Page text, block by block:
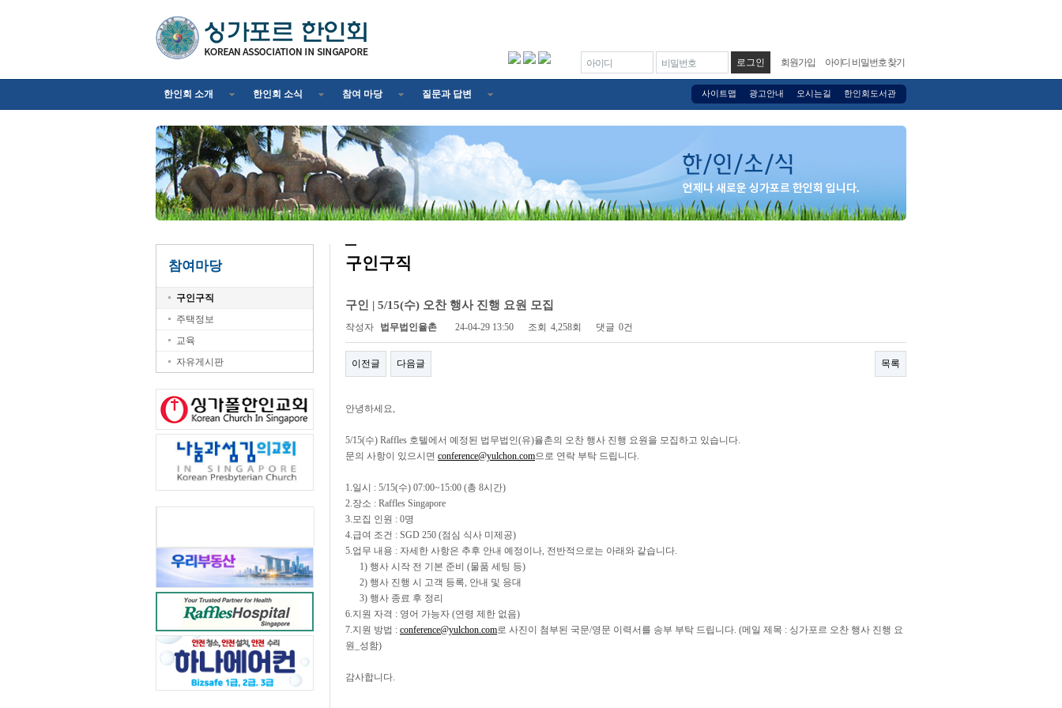
아이디 비밀번호 회원가입 아이디 비밀번호 찾기
사이트맵 광고안내 오시는길 한인회도서관
한인회 소개 한인회 소식 참여 마당 질문과 답변
참여마당
구인구직
주택정보
교육
자유게시판
구인구직
구인 | 5/15(수) 오찬 행사 진행 요원 모집
작성자 법무법인율촌 24-04-29 13:50 조회 4,258회 댓글 0건
이전글 다음글 목록
안녕하세요,
5/15(수) Raffles 호텔에서 예정된 법무법인(유)율촌의 오찬 행사 진행 요원을 모집하고 있습니다.
문의 사항이 있으시면 conference@yulchon.com으로 연락 부탁 드립니다.
1.일시 : 5/15(수) 07:00~15:00 (총 8시간)
2.장소 : Raffles Singapore
3.모집 인원 : 0명
4.급여 조건 : SGD 250 (점심 식사 미제공)
5.업무 내용 : 자세한 사항은 추후 안내 예정이나, 전반적으로는 아래와 같습니다.
1) 행사 시작 전 기본 준비 (물품 세팅 등)
2) 행사 진행 시 고객 등록, 안내 및 응대
3) 행사 종료 후 정리
6.지원 자격 : 영어 가능자 (연령 제한 없음)
7.지원 방법 : conference@yulchon.com로 사진이 첨부된 국문/영문 이력서를 송부 부탁 드립니다. (메일 제목 : 싱가포르 오찬 행사 진행 요
원_성함)
감사합니다.